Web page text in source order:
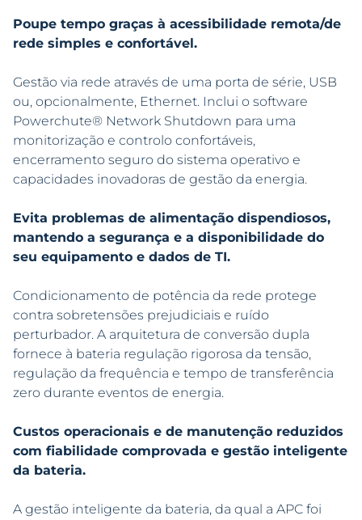
Poupe tempo graças à acessibilidade remota/de
rede simples e confortável.
Gestão via rede através de uma porta de série, USB
ou, opcionalmente, Ethernet. Inclui o software
Powerchute® Network Shutdown para uma
monitorização e controlo confortáveis,
encerramento seguro do sistema operativo e
capacidades inovadoras de gestão da energia.
Evita problemas de alimentação dispendiosos,
mantendo a segurança e a disponibilidade do
seu equipamento e dados de TI.
Condicionamento de potência da rede protege
contra sobretensões prejudiciais e ruído
perturbador. A arquitetura de conversão dupla
fornece à bateria regulação rigorosa da tensão,
regulação da frequência e tempo de transferência
zero durante eventos de energia.
Custos operacionais e de manutenção reduzidos
com fiabilidade comprovada e gestão inteligente
da bateria.
A gestão inteligente da bateria, da qual a APC foi